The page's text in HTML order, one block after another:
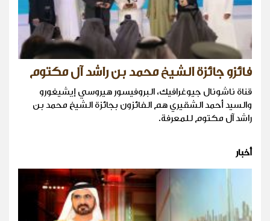
فائزو جائزة الشيخ محمد بن راشد آل مكتوم
قناة ناشونال جيوغرافيك، البروفيسور هيروسي إيشيغورو
والسيد أحمد الشقيري هم الفائزون بجائزة الشيخ محمد بن
راشد آل مكتوم للمعرفة.
أخبار